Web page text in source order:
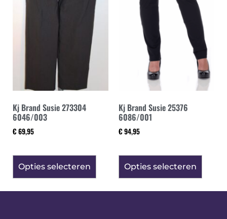
Kj Brand Susie 273304
6046/003
€ 69,95
Opties selecteren
Kj Brand Susie 25376
6086/001
€ 94,95
Opties selecteren